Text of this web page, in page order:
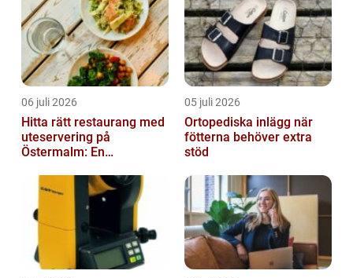
06 juli 2026
Hitta rätt restaurang med
uteservering på
Östermalm: En
i solen
05 juli 2026
Ortopediska inlägg när
fötterna behöver extra
stöd